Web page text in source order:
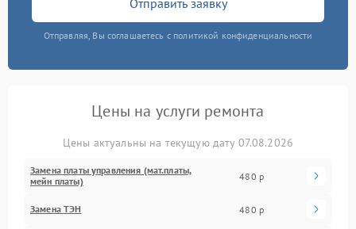
Отправляя, Вы соглашаетесь с политикой конфиденциальности
Цены на услуги ремонта
Цены актуальны на текущую дату 07.08.2026
Замена платы управления (мат.платы,
мейн платы)
480 р
Замена ТЭН 480 р